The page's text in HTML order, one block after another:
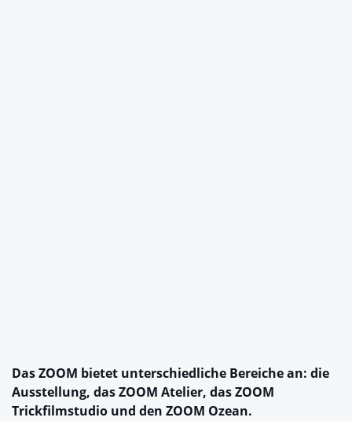
Das ZOOM bietet unterschiedliche Bereiche an: die
Ausstellung, das ZOOM Atelier, das ZOOM
Trickfilmstudio und den ZOOM Ozean.